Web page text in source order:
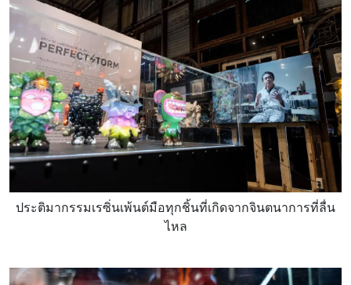
ประติมากรรมเรซิ่นเพ้นต์มือทุกชิ้นที่เกิดจากจินตนาการที่ลื่น
ไหล